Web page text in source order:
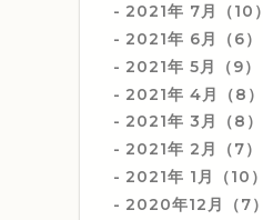
2021年 7月（10）
2021年 6月（6）
2021年 5月（9）
2021年 4月（8）
2021年 3月（8）
2021年 2月（7）
2021年 1月（10）
2020年12月（7）